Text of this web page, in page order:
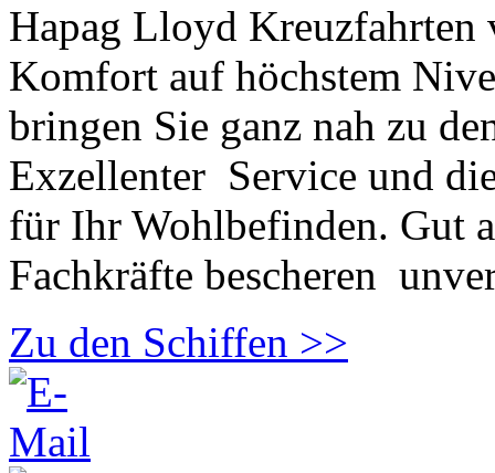
Hapag Lloyd
Komfort auf höchstem
bringen Sie ganz nah zu
Exzellenter Service und
für Ihr Wohlbefinden. Gut
Fachkräfte bescheren
Zu den Schiffen >>